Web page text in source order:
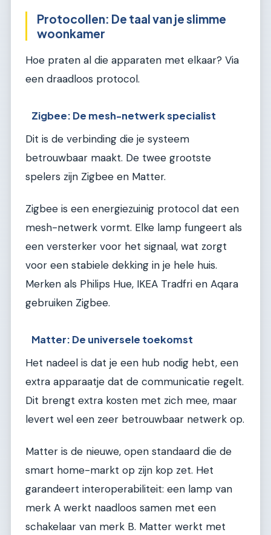
Protocollen: De taal van je slimme
woonkamer
Hoe praten al die apparaten met elkaar? Via
een draadloos protocol.
Zigbee: De mesh-netwerk specialist
Dit is de verbinding die je systeem
betrouwbaar maakt. De twee grootste
spelers zijn Zigbee en Matter.
Zigbee is een energiezuinig protocol dat een
mesh-netwerk vormt. Elke lamp fungeert als
een versterker voor het signaal, wat zorgt
voor een stabiele dekking in je hele huis.
Merken als Philips Hue, IKEA Tradfri en Aqara
gebruiken Zigbee.
Matter: De universele toekomst
Het nadeel is dat je een hub nodig hebt, een
extra apparaatje dat de communicatie regelt.
Dit brengt extra kosten met zich mee, maar
levert wel een zeer betrouwbaar netwerk op.
Matter is de nieuwe, open standaard die de
smart home-markt op zijn kop zet. Het
garandeert interoperabiliteit: een lamp van
merk A werkt naadloos samen met een
schakelaar van merk B. Matter werkt met